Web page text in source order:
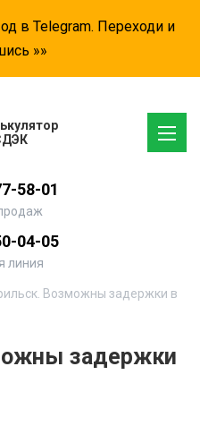
в Telegram. Переходи и
»»
58-01
04-05
линия
Возможны задержки в
задержки